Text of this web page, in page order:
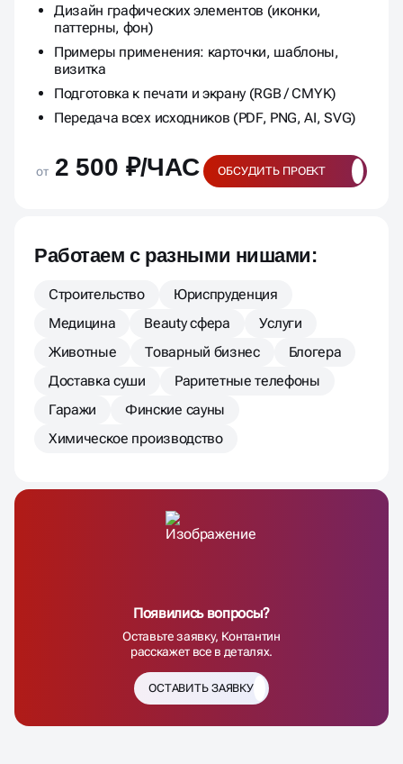
Дизайн графических элементов (иконки,
паттерны, фон)
Примеры применения: карточки, шаблоны,
визитка
Подготовка к печати и экрану (RGB / CMYK)
Передача всех исходников (PDF, PNG, AI, SVG)
от 2 500 ₽/ЧАС ОБСУДИТЬ ПРОЕКТ
Работаем с разными нишами:
Строительство
Юриспруденция
Медицина
Beauty сфера
Услуги
Животные
Товарный бизнес
Блогера
Доставка суши
Раритетные телефоны
Гаражи
Финские сауны
Химическое производство
Появились вопросы?
Оставьте заявку, Контантин
расскажет все в деталях.
ОСТАВИТЬ ЗАЯВКУ